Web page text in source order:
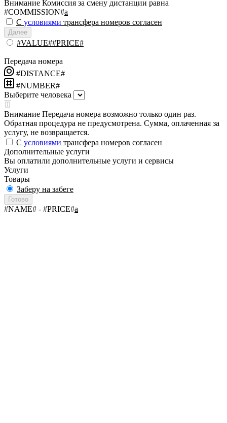
Внимание Комиссия за смену дистанции равна
#COMMISSION#a
С условиями трансфера номеров согласен
Далее
#VALUE##PRICE#
Передача номера
#DISTANCE#
#NUMBER#
Выберите человека
Внимание Передача номера возможно только один раз.
Обратная процедура не предусмотрена. Сумма, оплаченная за
услугу, не возвращается.
С условиями трансфера номеров согласен
Дополнительные услуги
Вы оплатили дополнительные услуги и сервисы
Услуги
Товары
Заберу на забеге
Готово
#NAME# - #PRICE#a